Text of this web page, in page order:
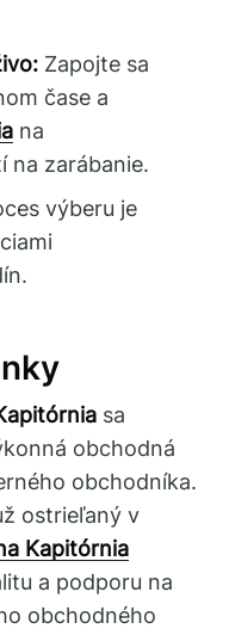
Zapojte sa
čase a
na
na zarábanie.
výberu je
sa
obchodná
obchodníka.
ostrieľaný v
Kapitórnia
a podporu na
obchodného